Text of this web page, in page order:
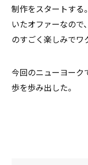
制作をスタートする
いたオファーなので
のすごく楽しみでワ
今回のニューヨーク
歩を歩み出した。